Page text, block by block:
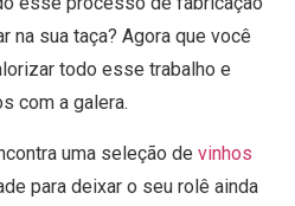
na sua taça? Agora que você
todo esse trabalho e
com a galera.
uma seleção de vinhos
para deixar o seu rolê ainda